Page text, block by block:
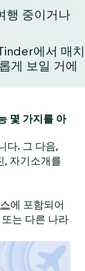
행 중이거나
에서 매치
게 보일 거에
몇 가지를 아
다. 그 다음,
, 자기소개를
에 포함되어
는 다른 나라